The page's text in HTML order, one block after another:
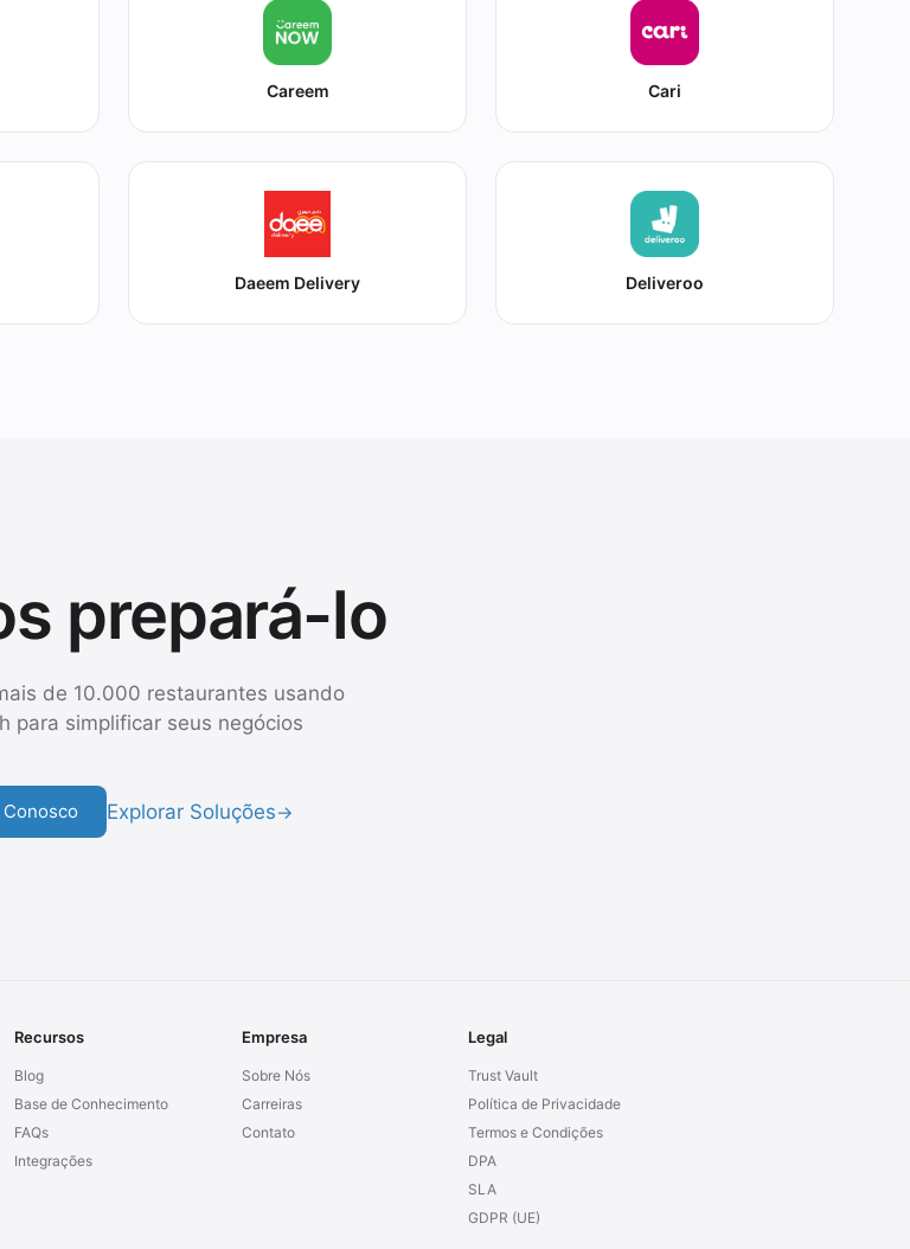
Careem Cari
Daeem Delivery Deliveroo
prepará-lo
de 10.000 restaurantes usando
para simplificar seus negócios
Conosco Explorar Soluções→
Recursos
Blog
Base de Conhecimento
FAQs
Integrações
Empresa
Sobre Nós
Carreiras
Contato
Legal
Trust Vault
Política de Privacidade
Termos e Condições
DPA
SLA
GDPR (UE)